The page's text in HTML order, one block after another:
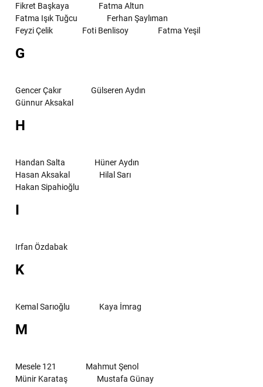
Fikret Başkaya
Fatma Altun
Fatma Işık Tuğcu
Ferhan Şaylıman
Feyzi Çelik
Foti Benlisoy Fatma Yeşil
G
Gencer Çakır
Gülseren Aydın
Günnur Aksakal
H
Handan Salta
Hüner Aydın
Hasan Aksakal
Hilal Sarı
Hakan Sipahioğlu
I
Irfan Özdabak
K
Kemal Sarıoğlu Kaya İmrag
M
Mesele 121
Mahmut Şenol
Münir Karataş
Mustafa Günay